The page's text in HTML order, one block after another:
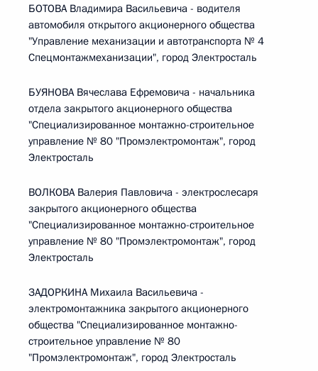
БОТОВА Владимира Васильевича - водителя
автомобиля открытого акционерного общества
"Управление механизации и автотранспорта № 4
Спецмонтажмеханизации", город Электросталь
БУЯНОВА Вячеслава Ефремовича - начальника
отдела закрытого акционерного общества
"Специализированное монтажно-строительное
управление № 80 "Промэлектромонтаж", город
Электросталь
ВОЛКОВА Валерия Павловича - электрослесаря
закрытого акционерного общества
"Специализированное монтажно-строительное
управление № 80 "Промэлектромонтаж", город
Электросталь
ЗАДОРКИНА Михаила Васильевича -
электромонтажника закрытого акционерного
общества "Специализированное монтажно-
строительное управление № 80
"Промэлектромонтаж", город Электросталь